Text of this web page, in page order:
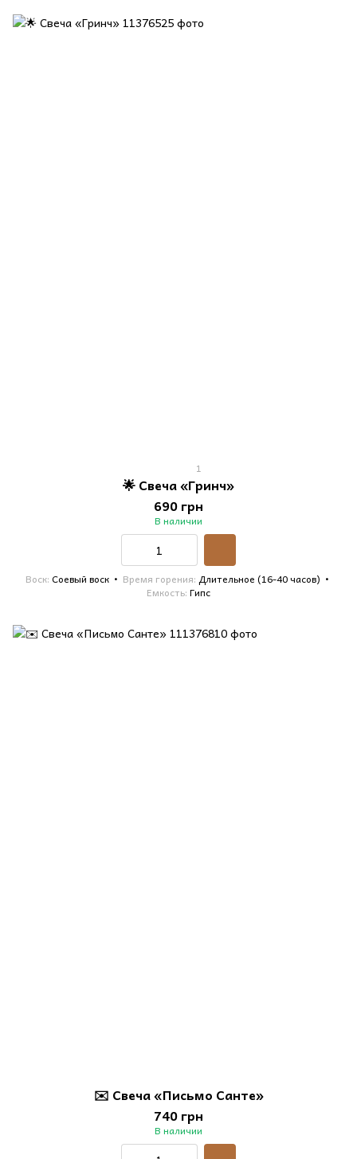
1
🌟 Свеча «Гринч»
690 грн
В наличии
Воск Соевый воск Время горения Длительное (16-40 часов)
Емкость Гипс
✉️ Свеча «Письмо Санте»
740 грн
В наличии